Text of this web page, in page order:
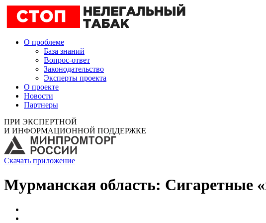
О проблеме
База знаний
Вопрос-ответ
Законодательство
Эксперты проекта
О проекте
Новости
Партнеры
ПРИ ЭКСПЕРТНОЙ
И ИНФОРМАЦИОННОЙ ПОДДЕРЖКЕ
Скачать приложение
Мурманская область: Сигаретные